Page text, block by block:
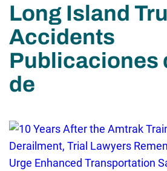
Long Island
Accidents
Publicaciones
de